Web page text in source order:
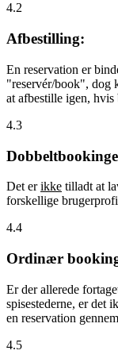
4.2
Afbestilling:
En reservation er
"reservér/book", dog
at afbestille igen,
4.3
Det erikke tilladt at
forskellige
4.4
Ordinær
Er der allerede
spisestederne, er det
en reservation
4.5